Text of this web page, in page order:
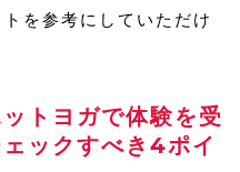
を参考にしていただけ
トヨガで体験を受
ックすべき4ポイ